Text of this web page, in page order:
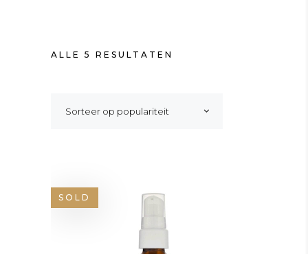
ALLE 5 RESULTATEN
Sorteer op populariteit
SOLD